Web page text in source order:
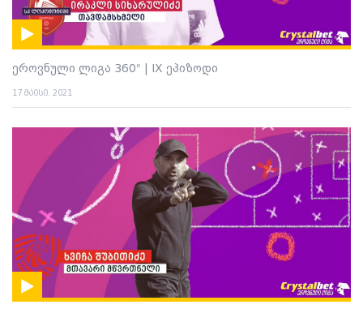
ეროვნული ლიგა 360° | IX ეპიზოდი
17 მაისი. 2021